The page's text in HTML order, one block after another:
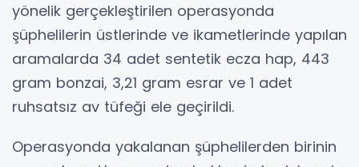
yönelik gerçekleştirilen operasyonda
şüphelilerin üstlerinde ve ikametlerinde yapılan
aramalarda 34 adet sentetik ecza hap, 443
gram bonzai, 3,21 gram esrar ve 1 adet
ruhsatsız av tüfeği ele geçirildi.
Operasyonda yakalanan şüphelilerden birinin